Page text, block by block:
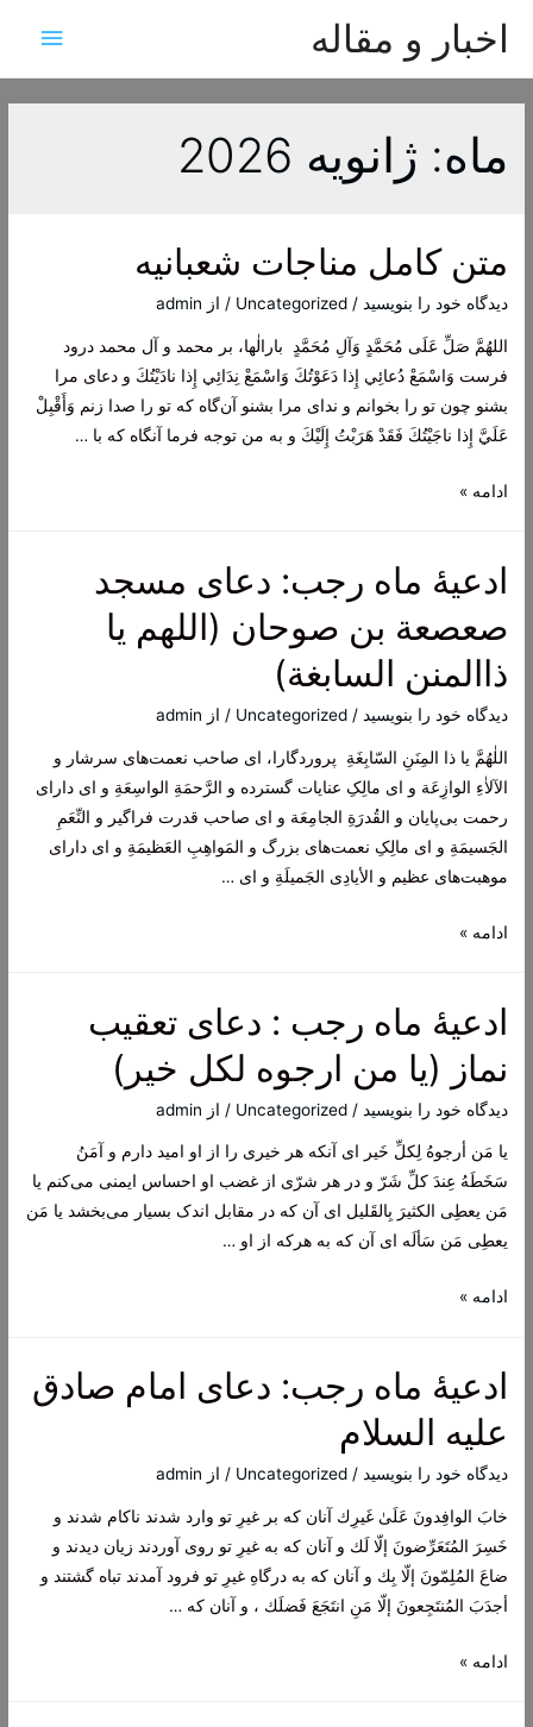
اخبار و مقاله
اصلی
ماه: ژانویه 2026
متن کامل مناجات شعبانیه
دیدگاه‌ خود را بنویسید /
Uncategorized / از admin
اللهُمَّ صَلِّ عَلَى مُحَمَّدٍ وَآلِ مُحَمَّدٍ بارالٰها، بر محمد و آل محمد درود
فرست وَاسْمَعْ دُعائِي إِذا دَعَوْتُكَ وَاسْمَعْ نِدَائِي إِذا نادَيْتُكَ و دعای مرا
بشنو چون تو را بخوانم و ندای مرا بشنو آن‌گاه که تو را صدا زنم وَأَقْبِلْ
عَلَيَّ إِذا ناجَيْتُكَ فَقَدْ هَرَبْتُ إِلَيْكَ و به من توجه فرما آنگاه که با …
متن
شعبانیه
ادامه »
ادعیۀ ماه رجب: دعای مسجد
صعصعة بن صوحان (اللهم یا
ذاالمنن السابغة)
دیدگاه‌ خود را بنویسید /
Uncategorized / از admin
اللٰهُمَّ يا ذا المِنَنِ السّابِغَةِ پروردگارا، ای صاحب نعمت‌های سرشار و
الآلاٰءِ الوازِعَة و ای مالِکِ عنایات گسترده و الرَّحمَةِ الواسِعَةِ و ای دارای
رحمت بی‌پایان و القُدرَةِ الجامِعَة و ای صاحب قدرت فراگیر و النِّعَمِ
الجَسيمَةِ و ای مالِکِ نعمت‌های بزرگ و المَواهِبِ العَظيمَةِ و ای دارای
موهبت‌های عظیم و الأيادِى الجَميلَةِ و ای …
ادعیۀ
دعای
مسجد
صعصعة
بن
صوحان
(اللهم
ذاالمنن
ادامه »
ادعیۀ ماه رجب : دعای تعقیب
نماز (یا من ارجوه لکل خیر)
دیدگاه‌ خود را بنویسید /
Uncategorized / از admin
يا مَن أرجوهُ لِكلِّ خَير ای آنکه هر خیری را از او امید دارم و آمَنُ
سَخَطَهُ عِندَ كلِّ شَرّ و در هر شرّی از غضب او احساس ایمنی می‌کنم يا
مَن يعطِى الكثيرَ بِالقَليل ای آن که در مقابل اندک بسیار می‌بخشد يا مَن
يعطِى مَن سَألَه ای آن که به هرکه از او …
ادعیۀ
دعای
تعقیب
نماز
ارجوه
لکل
ادامه »
ادعیۀ ماه رجب: دعای امام صادق
علیه السلام
دیدگاه‌ خود را بنویسید /
Uncategorized / از admin
خابَ الوافِدونَ عَلَىٰ غَيرِك آنان که بر غیرِ تو وارد شدند ناکام شدند و
خَسِرَ المُتَعَرِّضونَ إلّا لَك و آنان که به غیرِ تو روی آوردند زیان دیدند و
ضاعَ المُلِمّونَ إلّا بِك و آنان که به درگاهِ غیرِ تو فرود آمدند تباه گشتند و
أجدَبَ المُنتَجِعونَ إلّا مَنِ انتَجَعَ فَضلَك ، و آنان که …
ادعیۀ
ادامه »